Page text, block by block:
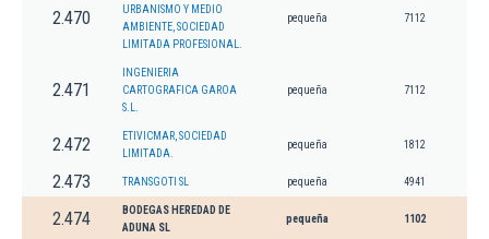
2.470
URBANISMO Y MEDIO
AMBIENTE, SOCIEDAD
LIMITADA PROFESIONAL.
pequeña 7112
2.471
INGENIERIA
CARTOGRAFICA GAROA
S.L.
pequeña 7112
2.472
ETIVICMAR, SOCIEDAD
LIMITADA.
pequeña 1812
2.473 TRANSGOTI SL pequeña 4941
2.474
BODEGAS HEREDAD DE
ADUNA SL
pequeña 1102